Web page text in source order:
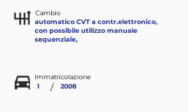
Cambio
automatico CVT a contr.elettronico,
con possibile utilizzo manuale
sequenziale,
Immatricolazione
2008
1 /